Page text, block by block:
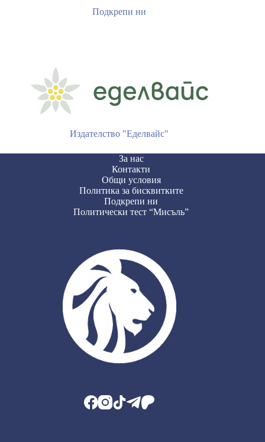
Подкрепи ни
Издателство "Еделвайс"
За нас
Контакти
Общи условия
Политика за бисквитките
Подкрепи ни
Политически тест “Мисъль”